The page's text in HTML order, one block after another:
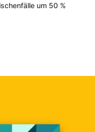
um 50 %